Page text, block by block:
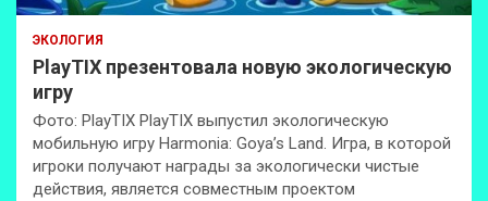
ЭКОЛОГИЯ
PlayTIX презентовала новую экологическую
игру
Фото: PlayTIX PlayTIX выпустил экологическую
мобильную игру Harmonia: Goya’s Land. Игра, в которой
игроки получают награды за экологически чистые
действия, является совместным проектом